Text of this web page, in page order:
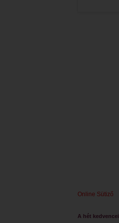
Online Sütiző
A hét kedvencei